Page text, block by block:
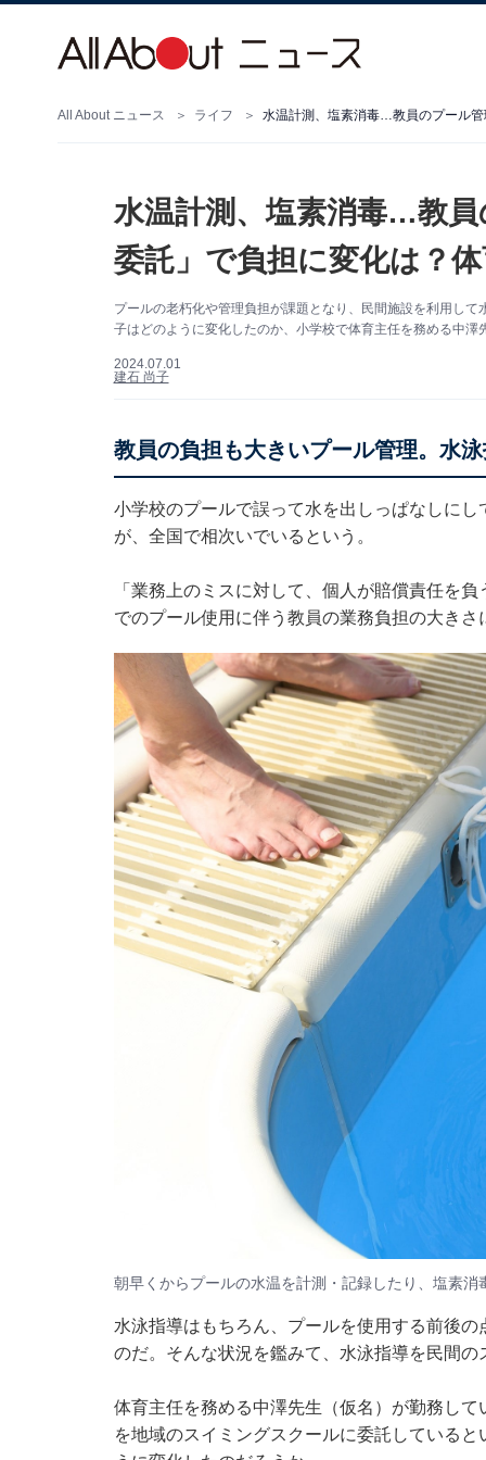
All About ニュース ライフ 水温計測、塩素消毒…教員のプール
水温計測、塩素消毒…教員
委託」で負担に変化は？
プールの老朽化や管理負担が課題となり、民間施設を利用し
子はどのように変化したのか、小学校で体育主任を務める中澤
2024.07.01
建石 尚子
教員の負担も大きいプール管理。水
小学校のプールで誤って水を出しっぱなしに
が、全国で相次いでいるという。
「業務上のミスに対して、個人が賠償責任を
でのプール使用に伴う教員の業務負担の大きさ
朝早くからプールの水温を計測・記録したり、塩素
水泳指導はもちろん、プールを使用する前後
のだ。そんな状況を鑑みて、水泳指導を民間の
体育主任を務める中澤先生（仮名）が勤務し
を地域のスイミングスクールに委託している